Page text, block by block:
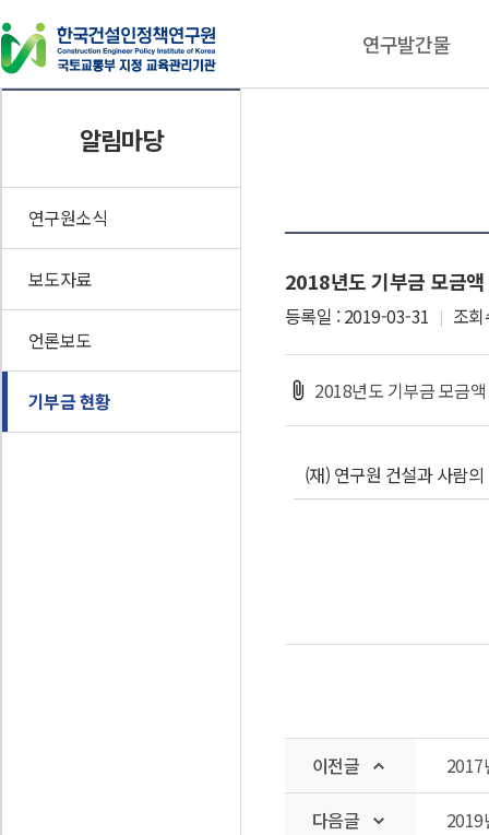
연구발간물
연구보고서
이슈체크
알림마당
연구원소식
보도자료
언론보도
기부금 현황
2018년도 기부금 모금
등록일 : 2019-03-31 조
2018년도 기부금 모금
(재) 연구원 건설과 사람
이전글 2017
다음글 2019